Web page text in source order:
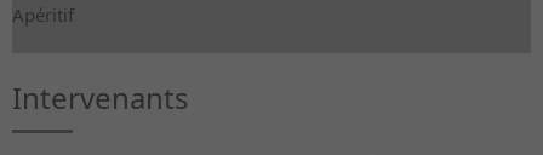
Apéritif
Intervenants